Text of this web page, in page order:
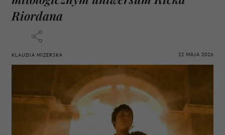
Riordana
KLAUDIA MIZERSKA 22 MAJA 2026